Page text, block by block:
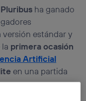
Pluribus ha ganado
versión estándar y
primera ocasión
Artificial
en una partida